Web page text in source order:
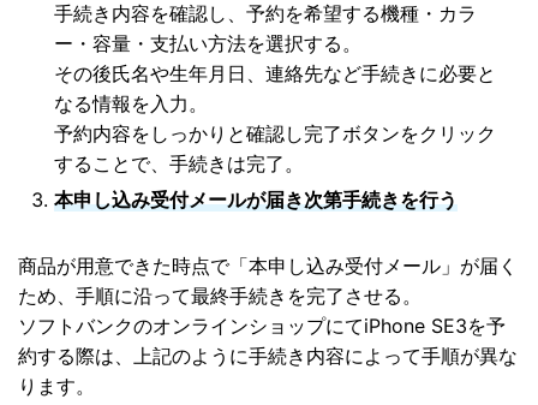
手続き内容を確認し、予約を希望する機種・カラ
ー・容量・支払い方法を選択する。
その後氏名や生年月日、連絡先など手続きに必要と
なる情報を入力。
予約内容をしっかりと確認し完了ボタンをクリック
することで、手続きは完了。
本申し込み受付メールが届き次第手続きを行う
商品が用意できた時点で「本申し込み受付メール」が届く
ため、手順に沿って最終手続きを完了させる。
ソフトバンクのオンラインショップにてiPhone SE3を予
約する際は、上記のように手続き内容によって手順が異な
ります。